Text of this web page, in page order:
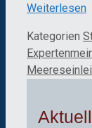
Weiterlesen
Kategorien